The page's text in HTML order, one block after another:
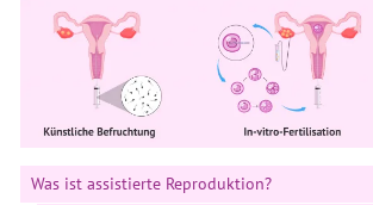
Was ist assistierte Reproduktion?